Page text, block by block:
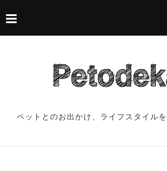
ペットとのお出かけ、ライフスタイル